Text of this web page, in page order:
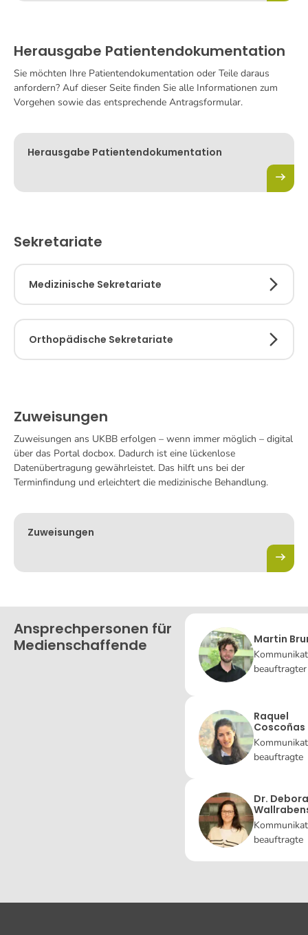
Herausgabe Patientendokumentation
Sie möchten Ihre Patientendokumentation oder Teile daraus
anfordern? Auf dieser Seite finden Sie alle Informationen zum
Vorgehen sowie das entsprechende Antragsformular.
Herausgabe Patientendokumentation
Sekretariate
Medizinische Sekretariate
Orthopädische Sekretariate
Zuweisungen
Zuweisungen ans UKBB erfolgen – wenn immer möglich – digital
über das Portal docbox. Dadurch ist eine lückenlose
Datenübertragung gewährleistet. Das hilft uns bei der
Terminfindung und erleichtert die medizinische Behandlung.
Zuweisungen
Ansprechpersonen für
Medienschaffende
Martin
beauftragter
Raquel
Coscoñas
beauftragte
Dr.
beauftragte